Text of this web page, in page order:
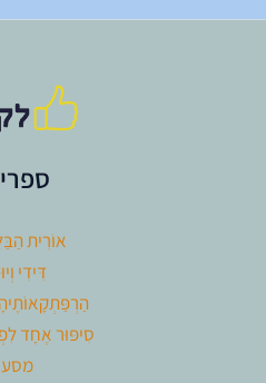
אוֹרִית
דִּידִי
סִיפּוּר אֶחָד
מסע